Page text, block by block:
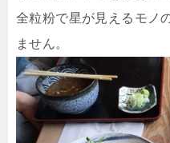
全粒粉で星が見えるモノ
ません。